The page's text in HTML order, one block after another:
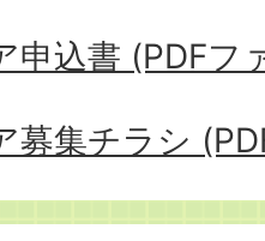
申込書 (PDFフ
募集チラシ